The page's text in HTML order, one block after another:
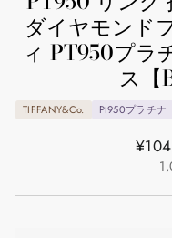
ダイヤモンド
ィ PT950プラ
ス【
TIFFANY&Co. Pt950プラチナ
通